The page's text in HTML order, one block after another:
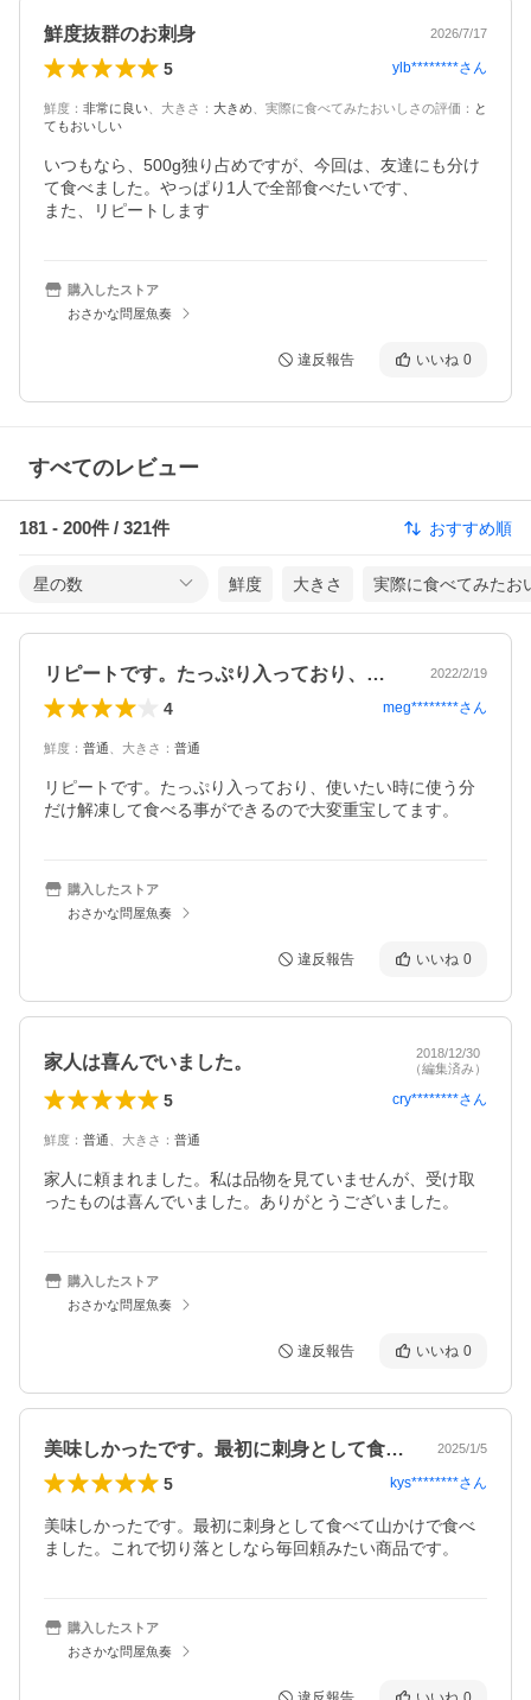
鮮度抜群のお刺身 2026/7/17
5 ylb********さん
鮮度 ： 非常に良い 大きさ ： 大きめ 実際に食べてみたおいしさの評価 ： と
てもおいしい
いつもなら、500g独り占めですが、今回は、友達にも分け
て食べました。やっぱり1人で全部食べたいです、
また、リピートします
購入したストア
おさかな問屋魚奏
違反報告 いいね 0
すべてのレビュー
181 - 200件 / 321件 おすすめ順
星の数 鮮度 大きさ 実際に食べてみたお
リピートです。たっぷり入っており、使い… 2022/2/19
4 meg********さん
鮮度 ： 普通 大きさ ： 普通
リピートです。たっぷり入っており、使いたい時に使う分
購入したストア
おさかな問屋魚奏
違反報告 いいね 0
家人は喜んでいました。
2018/12/30
（編集済み）
5 cry********さん
鮮度 ： 普通 大きさ ： 普通
家人に頼まれました。私は品物を見ていませんが、受け取
ったものは喜んでいました。ありがとうございました。
購入したストア
おさかな問屋魚奏
違反報告 いいね 0
美味しかったです。最初に刺身として食べ… 2025/1/5
5 kys********さん
美味しかったです。最初に刺身として食べて山かけで食べ
ました。これで切り落としなら毎回頼みたい商品です。
購入したストア
おさかな問屋魚奏